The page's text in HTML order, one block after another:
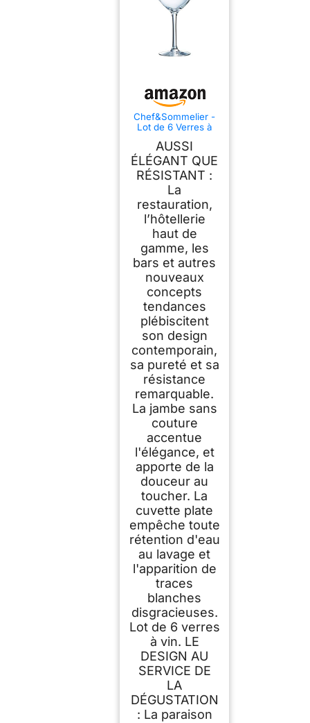
Chef&Sommelier -
Lot de 6 Verres à
Jeunes en Cristallin
- Verres de
Dégustation Sobres
et Élégants -
Résistance Hors
Norme -
Transparence
Absolue - Verres à
Vins de 35 cl
AUSSI
ÉLÉGANT QUE
RÉSISTANT :
La
restauration,
l’hôtellerie
haut de
gamme, les
bars et autres
nouveaux
concepts
tendances
plébiscitent
son design
contemporain,
sa pureté et sa
résistance
remarquable.
La jambe sans
couture
accentue
l'élégance, et
apporte de la
douceur au
toucher. La
cuvette plate
empêche toute
rétention d'eau
au lavage et
l'apparition de
traces
blanches
disgracieuses.
Lot de 6 verres
à vin. LE
DESIGN AU
SERVICE DE
LA
DÉGUSTATION
: La paraison